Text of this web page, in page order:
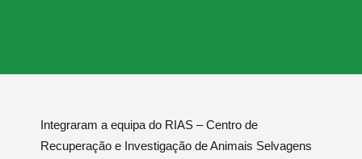
Integraram a equipa do RIAS – Centro de
Recuperação e Investigação de Animais Selvagens